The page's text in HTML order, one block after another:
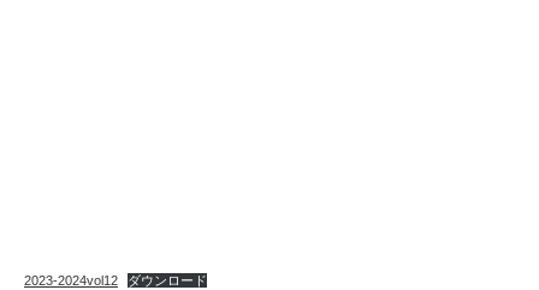
2023-2024vol12 ダウンロード